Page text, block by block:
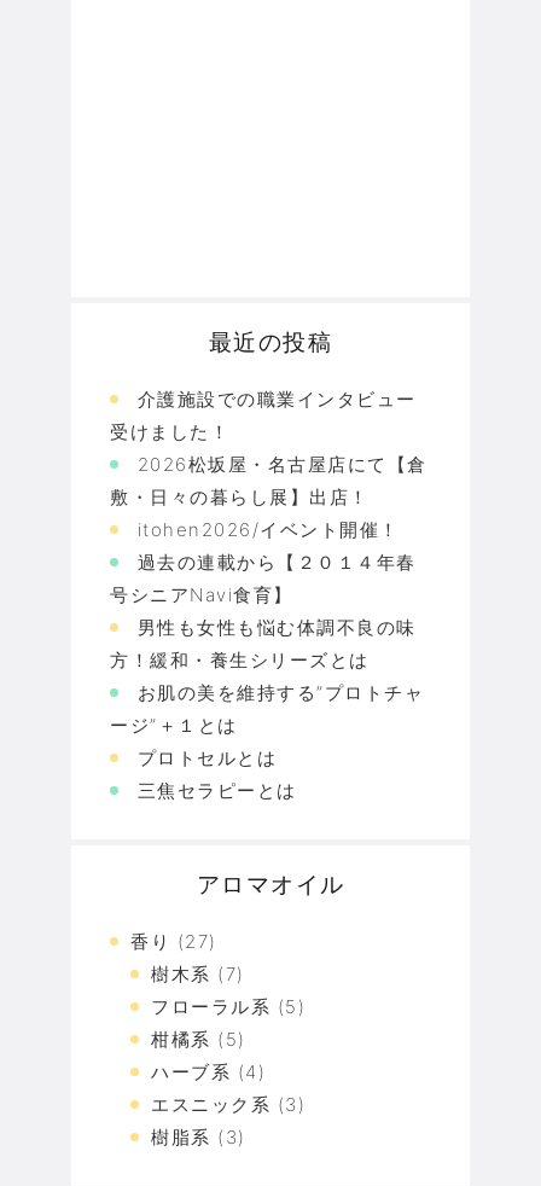
最近の投稿
介護施設での職業インタビュー
受けました！
2026松坂屋・名古屋店にて【倉
敷・日々の暮らし展】出店！
itohen2026/イベント開催！
過去の連載から【２０１４年春
号シニアNavi食育】
男性も女性も悩む体調不良の味
方！緩和・養生シリーズとは
お肌の美を維持する”プロトチャ
ージ”＋１とは
プロトセルとは
三焦セラピーとは
アロマオイル
香り (27)
樹木系 (7)
フローラル系 (5)
柑橘系 (5)
ハーブ系 (4)
エスニック系 (3)
樹脂系 (3)